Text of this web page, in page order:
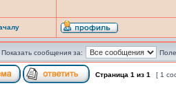
Показать сообщения за:
Страница 1 из 1 [ 1